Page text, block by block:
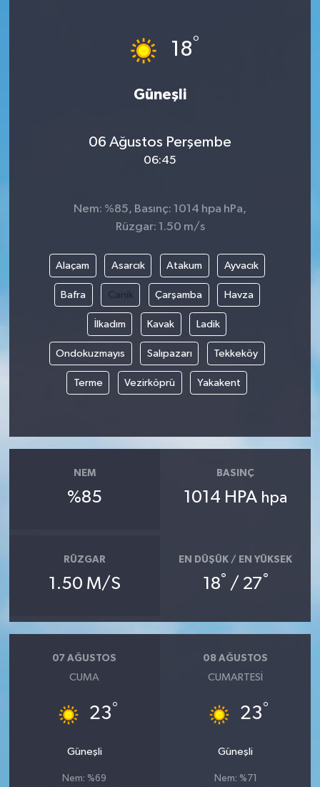
18°
Güneşli
06 Ağustos Perşembe
06:45
Nem: %85, Basınç: 1014 hpa hPa,
Rüzgar: 1.50 m/s
Alaçam Asarcık Atakum Ayvacık
Bafra Canik Çarşamba Havza
İlkadım Kavak Ladik
Ondokuzmayıs Salıpazarı Tekkeköy
Terme Vezirköprü Yakakent
NEM
%85
BASINÇ
1014 HPA hpa
RÜZGAR
1.50 M/S
EN DÜŞÜK / EN YÜKSEK
18° / 27°
07 AĞUSTOS
CUMA
23°
Güneşli
Nem: %69
08 AĞUSTOS
CUMARTESI
23°
Güneşli
Nem: %71